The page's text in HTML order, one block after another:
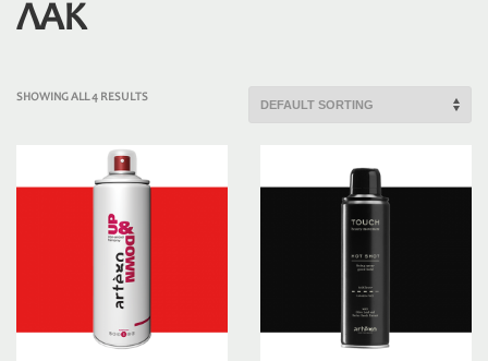
ΛΑΚ
SHOWING ALL 4 RESULTS